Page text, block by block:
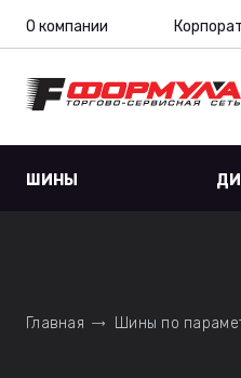
О компании
ШИНЫ
Главная Шины по